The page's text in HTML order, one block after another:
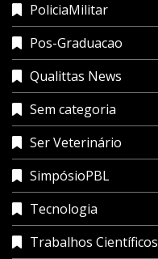
PoliciaMilitar
Pos-Graduacao
Qualittas News
Sem categoria
Ser Veterinário
SimpósioPBL
Tecnologia
Trabalhos Científicos